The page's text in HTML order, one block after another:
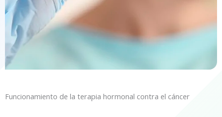
Funcionamiento de la terapia hormonal contra el cáncer